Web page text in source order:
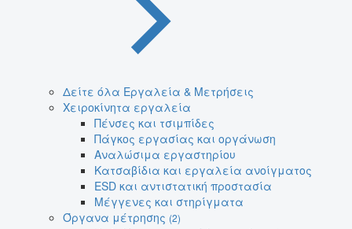
Δείτε όλα Εργαλεία & Μετρήσεις
Χειροκίνητα εργαλεία
Πένσες και τσιμπίδες
Πάγκος εργασίας και οργάνωση
Αναλώσιμα εργαστηρίου
Κατσαβίδια και εργαλεία ανοίγματος
ESD και αντιστατική προστασία
Μέγγενες και στηρίγματα
Όργανα μέτρησης (2)